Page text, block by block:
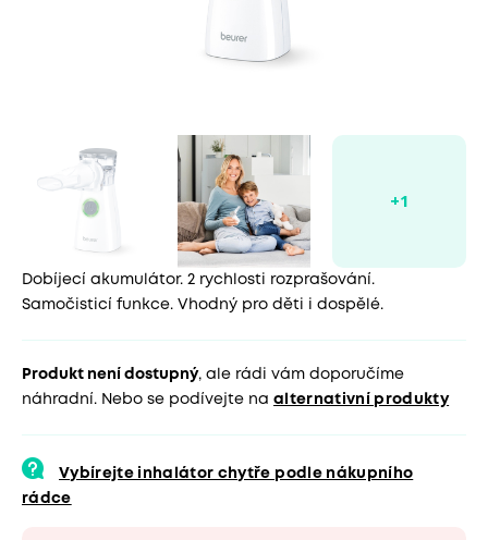
Dobíjecí akumulátor. 2 rychlosti rozprašování.
Samočisticí funkce. Vhodný pro děti i dospělé.
Produkt není dostupný, ale rádi vám doporučíme
náhradní. Nebo se podívejte na alternativní produkty
Vybírejte inhalátor chytře podle nákupního
rádce